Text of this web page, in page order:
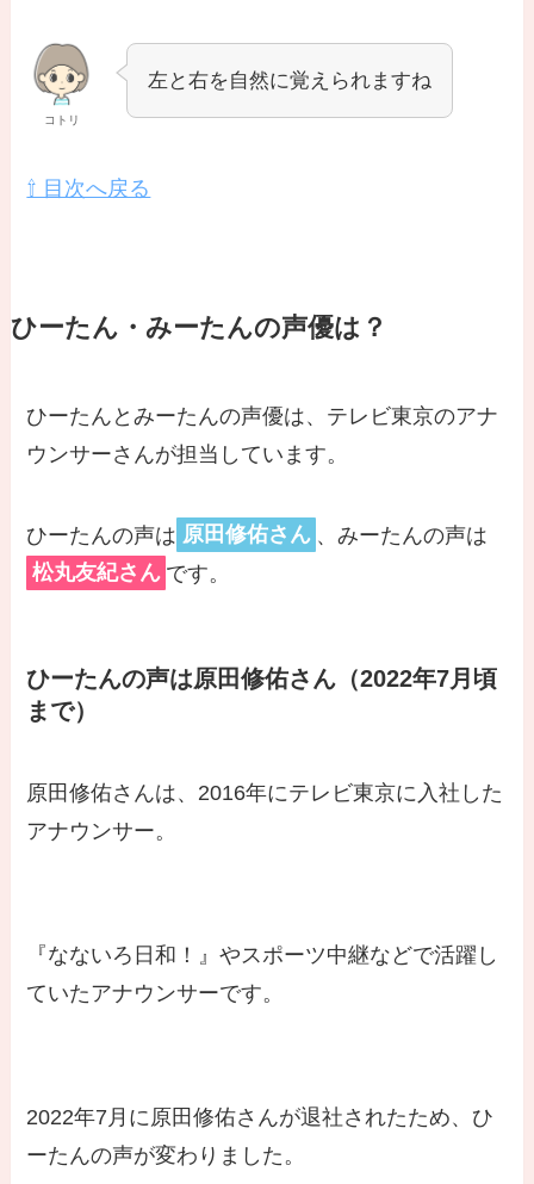
コトリ
左と右を自然に覚えられますね
⇧ 目次へ戻る
ひーたん・みーたんの声優は？
ひーたんとみーたんの声優は、テレビ東京のアナ
ウンサーさんが担当しています。
ひーたんの声は 原田修佑さん 、みーたんの声は
松丸友紀さん です。
ひーたんの声は原田修佑さん（2022年7月頃
まで）
原田修佑さんは、2016年にテレビ東京に入社した
アナウンサー。
『なないろ日和！』やスポーツ中継などで活躍し
ていたアナウンサーです。
2022年7月に原田修佑さんが退社されたため、ひ
ーたんの声が変わりました。